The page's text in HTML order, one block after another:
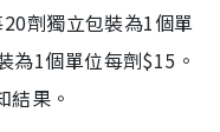
劑獨立包裝為1個單
為1個單位每劑$15。
結果。